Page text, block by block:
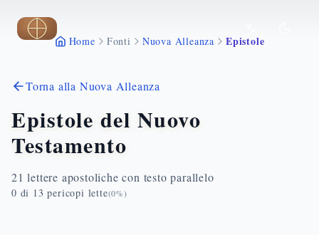
Vai al contenuto principale
Home Fonti Nuova Alleanza Epistole
Torna alla Nuova Alleanza
Epistole del Nuovo
Testamento
21 lettere apostoliche con testo parallelo
0 di 13 pericopi lette(0%)